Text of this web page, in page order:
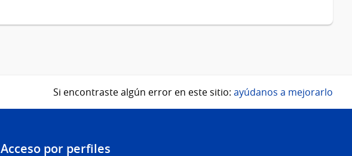
Si encontraste algún error en este sitio: ayúdanos a mejorarlo
Acceso por perfiles